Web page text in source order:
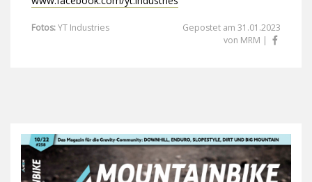
Fotos:YT Industries
Gepostet am 31.01.2023
von MRM |